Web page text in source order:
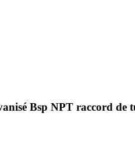
Bsp NPT raccord de